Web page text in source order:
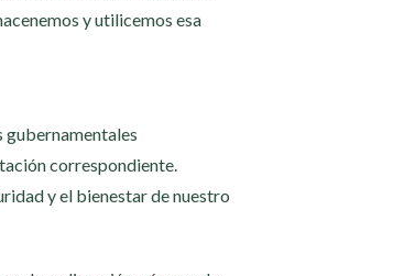
y utilicemos esa
correspondiente.
y el bienestar de nuestro